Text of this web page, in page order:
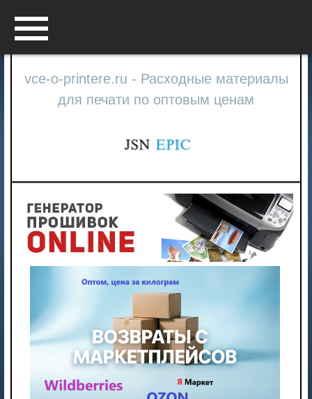
vce-o-printere.ru - Расходные материалы
для печати по оптовым ценам